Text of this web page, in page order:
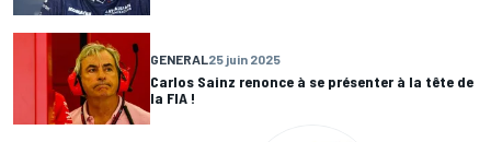
GENERAL25 juin 2025
Carlos Sainz renonce à se présenter à la tête de
la FIA !